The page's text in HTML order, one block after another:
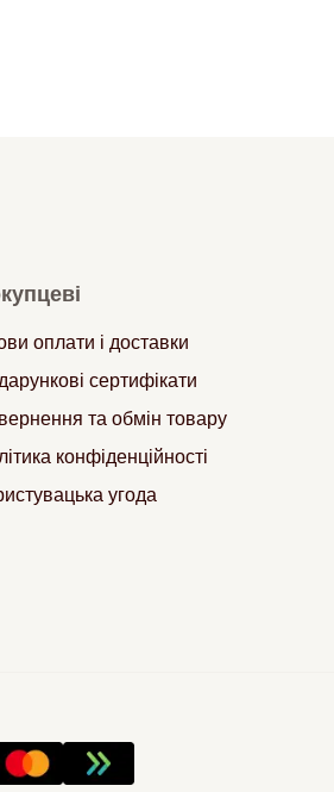
оплати і доставки
сертифікати
та обмін товару
конфіденційності
угода